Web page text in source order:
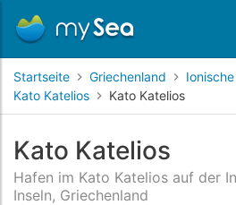
Startseite Griechenland
Kato Katelios
Kato Katelios
Kato Katelios
Hafen im Kato Katelios auf der
Inseln, Griechenland